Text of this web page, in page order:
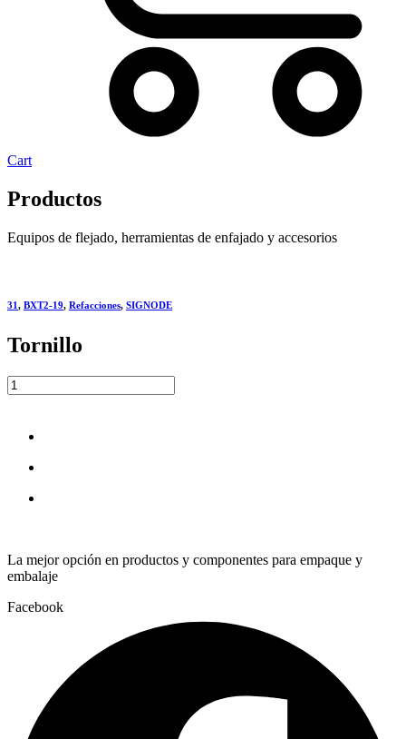
Cart
Productos
Equipos de flejado, herramientas de enfajado y accesorios
31, BXT2-19, Refacciones, SIGNODE
Tornillo
Tornillo
quantity
La mejor opción en productos y componentes para empaque y
embalaje
Facebook